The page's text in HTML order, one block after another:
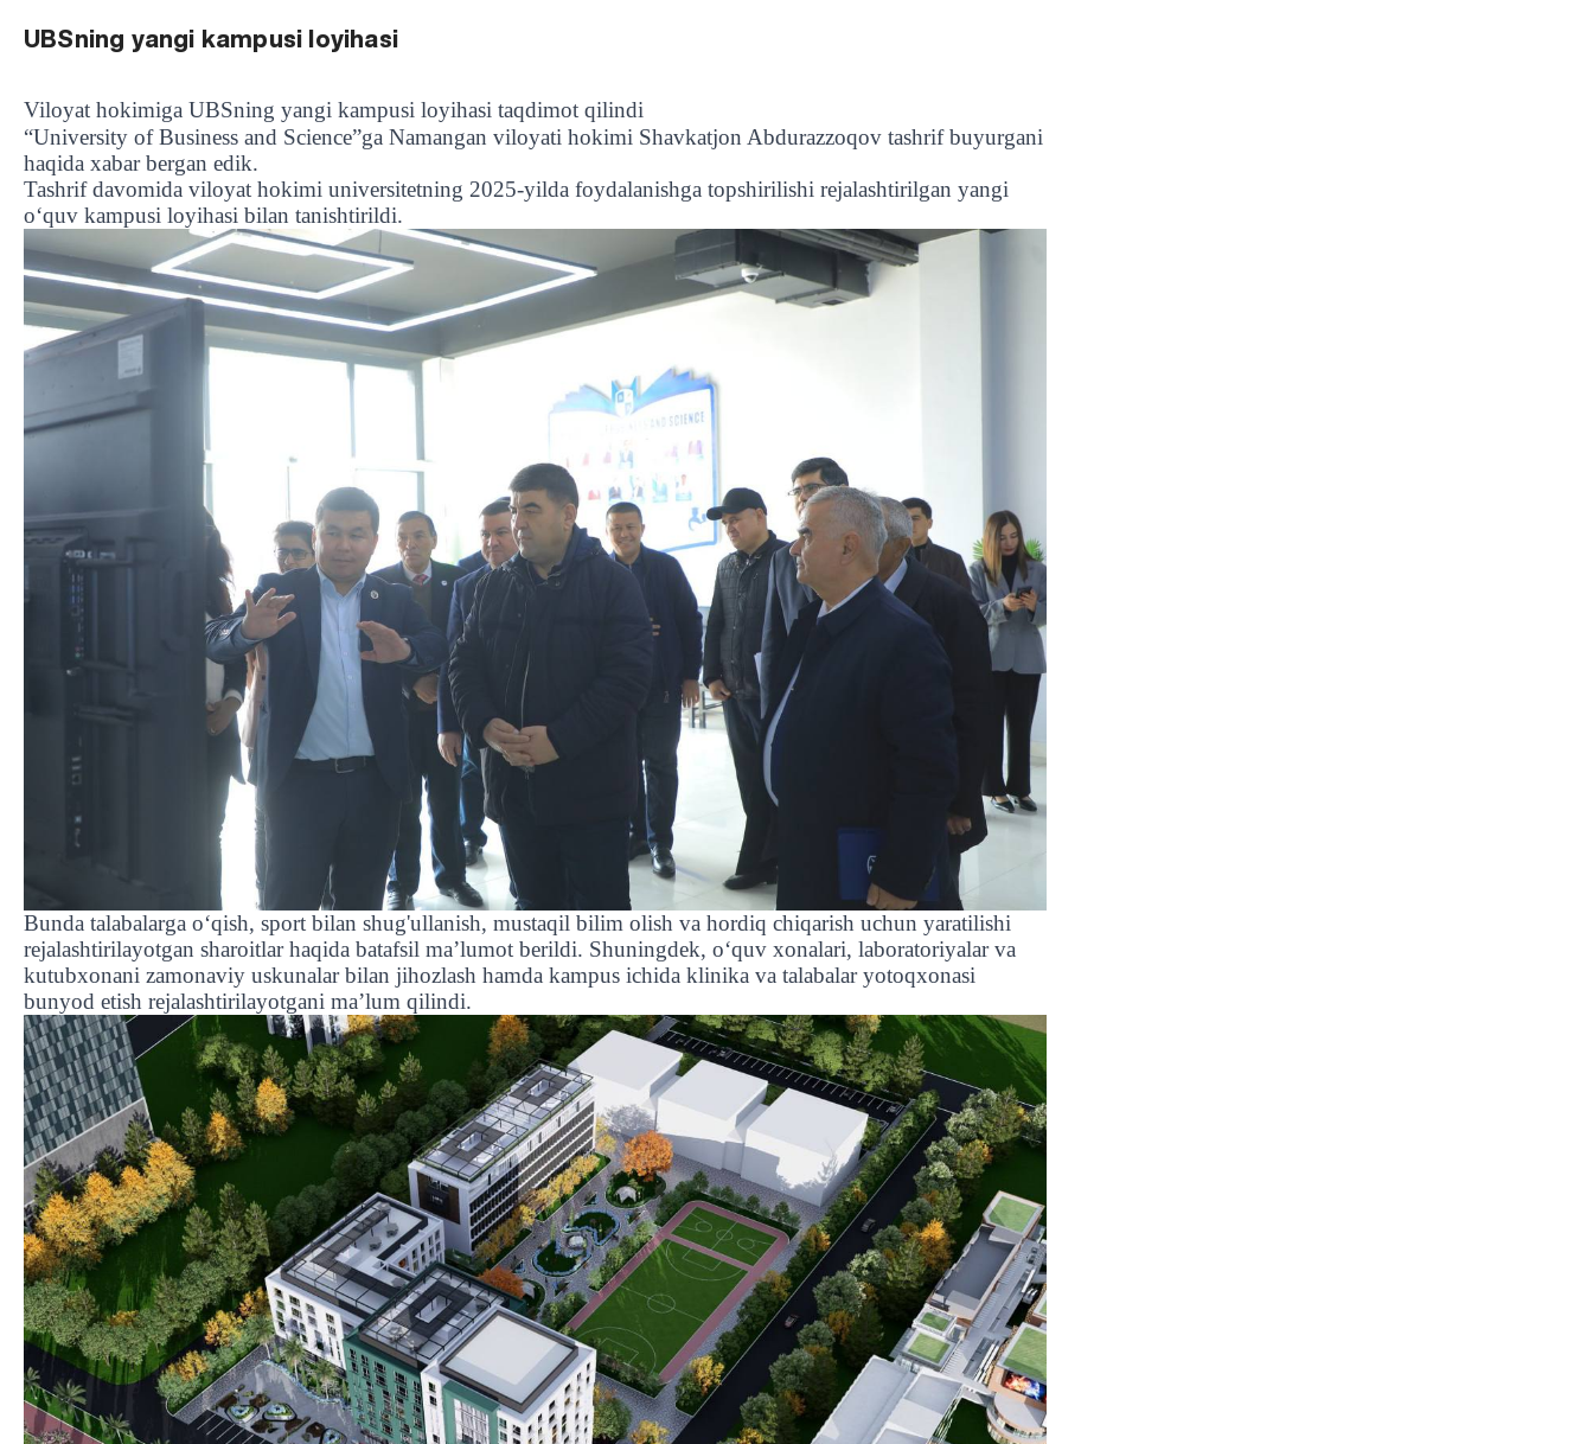
UBSning yangi kampusi loyihasi
Viloyat hokimiga UBSning yangi kampusi loyihasi taqdimot qilindi
“University of Business and Science”ga Namangan viloyati hokimi Shavkatjon Abdurazzoqov tashrif buyurgani
haqida xabar bergan edik.
Tashrif davomida viloyat hokimi universitetning 2025-yilda foydalanishga topshirilishi rejalashtirilgan yangi
o‘quv kampusi loyihasi bilan tanishtirildi.
Bunda talabalarga o‘qish, sport bilan shug'ullanish, mustaqil bilim olish va hordiq chiqarish uchun yaratilishi
rejalashtirilayotgan sharoitlar haqida batafsil ma’lumot berildi. Shuningdek, o‘quv xonalari, laboratoriyalar va
kutubxonani zamonaviy uskunalar bilan jihozlash hamda kampus ichida klinika va talabalar yotoqxonasi
bunyod etish rejalashtirilayotgani ma’lum qilindi.